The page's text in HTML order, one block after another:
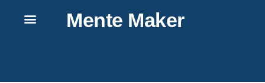
Mente Maker